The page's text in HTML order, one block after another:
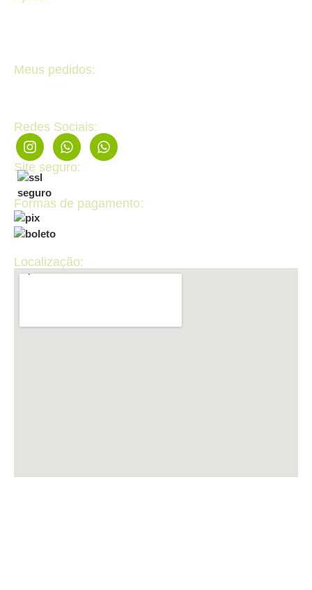
Meus pedidos:
Redes Sociais:
Site seguro:
Formas de pagamento:
Localização: